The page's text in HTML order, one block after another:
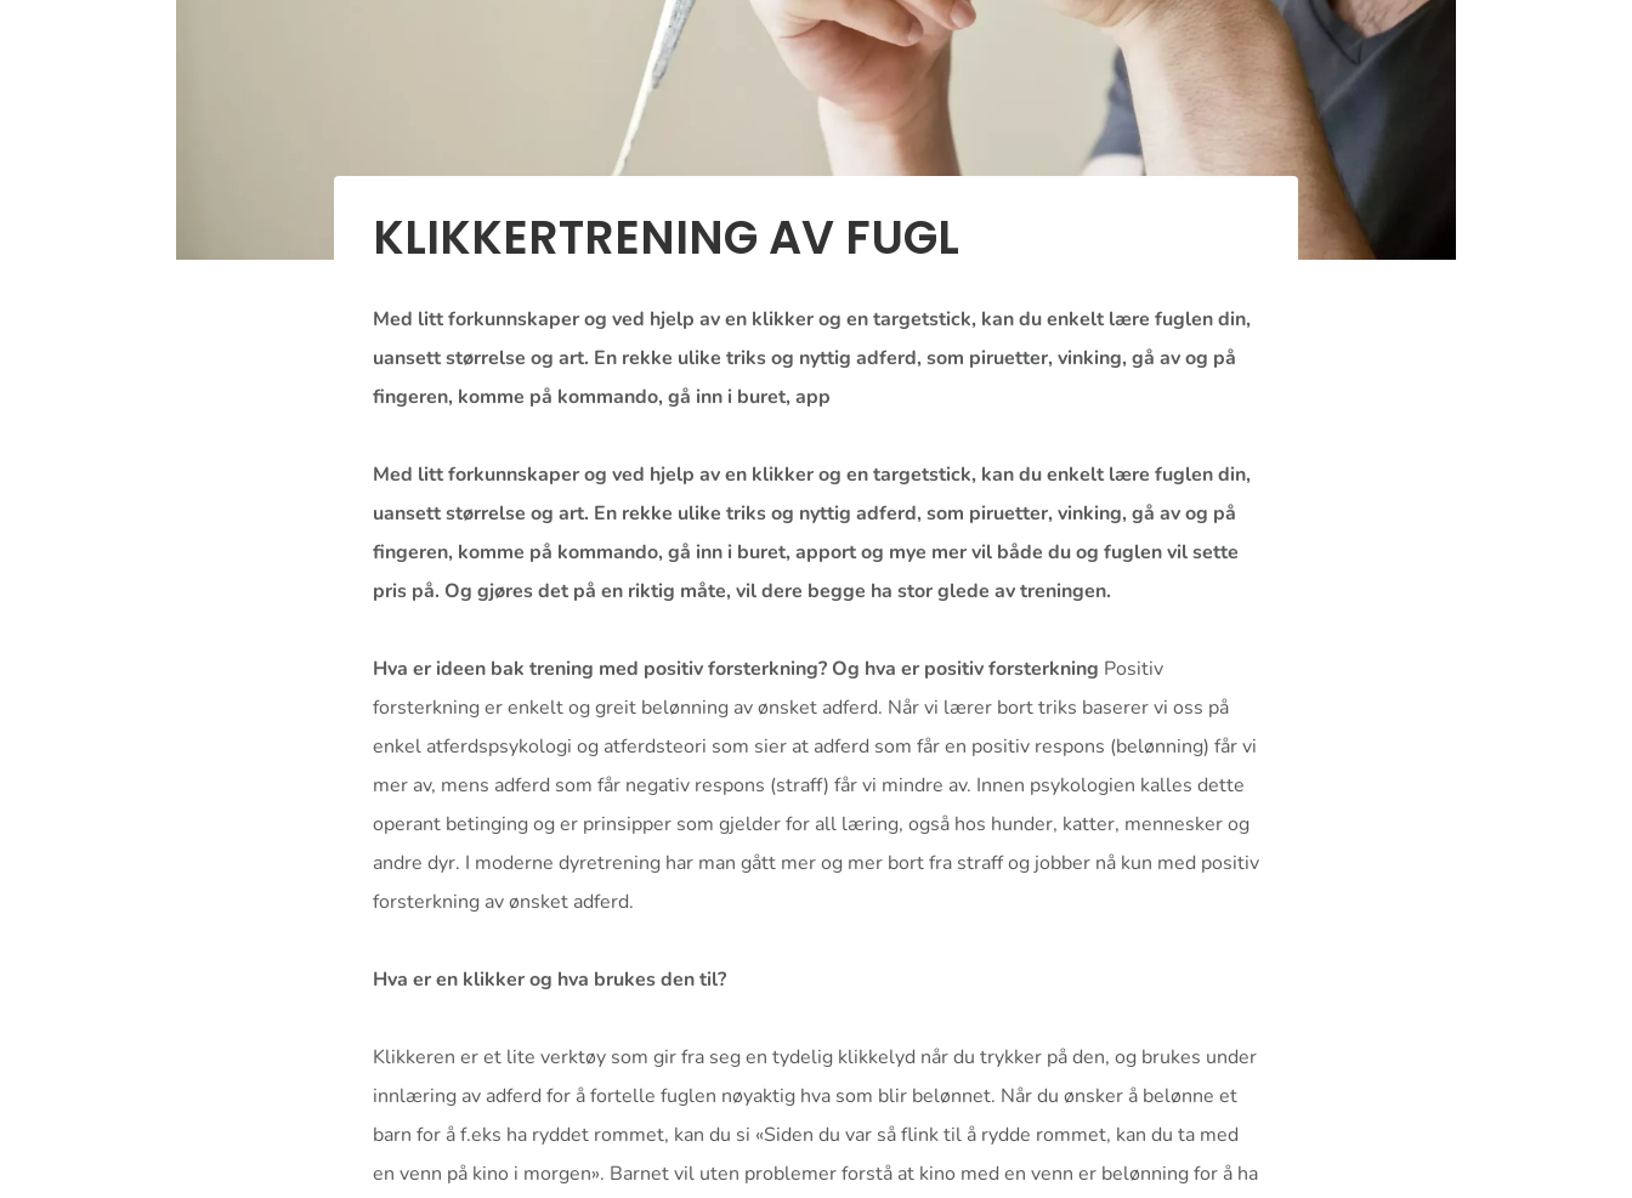
KLIKKERTRENING AV FUGL
Med litt forkunnskaper og ved hjelp av en klikker og en targetstick, kan du enkelt lære fuglen din,
uansett størrelse og art. En rekke ulike triks og nyttig adferd, som piruetter, vinking, gå av og på
fingeren, komme på kommando, gå inn i buret, app
Med litt forkunnskaper og ved hjelp av en klikker og en targetstick, kan du enkelt lære fuglen din,
uansett størrelse og art. En rekke ulike triks og nyttig adferd, som piruetter, vinking, gå av og på
fingeren, komme på kommando, gå inn i buret, apport og mye mer vil både du og fuglen vil sette
pris på. Og gjøres det på en riktig måte, vil dere begge ha stor glede av treningen.
Hva er ideen bak trening med positiv forsterkning? Og hva er positiv forsterkning Positiv
forsterkning er enkelt og greit belønning av ønsket adferd. Når vi lærer bort triks baserer vi oss på
enkel atferdspsykologi og atferdsteori som sier at adferd som får en positiv respons (belønning) får vi
mer av, mens adferd som får negativ respons (straff) får vi mindre av. Innen psykologien kalles dette
operant betinging og er prinsipper som gjelder for all læring, også hos hunder, katter, mennesker og
andre dyr. I moderne dyretrening har man gått mer og mer bort fra straff og jobber nå kun med positiv
forsterkning av ønsket adferd.
Hva er en klikker og hva brukes den til?
Klikkeren er et lite verktøy som gir fra seg en tydelig klikkelyd når du trykker på den, og brukes under
innlæring av adferd for å fortelle fuglen nøyaktig hva som blir belønnet. Når du ønsker å belønne et
barn for å f.eks ha ryddet rommet, kan du si «Siden du var så flink til å rydde rommet, kan du ta med
en venn på kino i morgen». Barnet vil uten problemer forstå at kino med en venn er belønning for å ha